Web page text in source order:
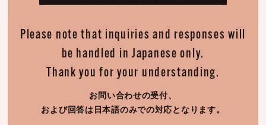
Please note that inquiries and responses will
be handled in Japanese only.
Thank you for your understanding.
お問い合わせの受付、
および回答は日本語のみでの対応となります。